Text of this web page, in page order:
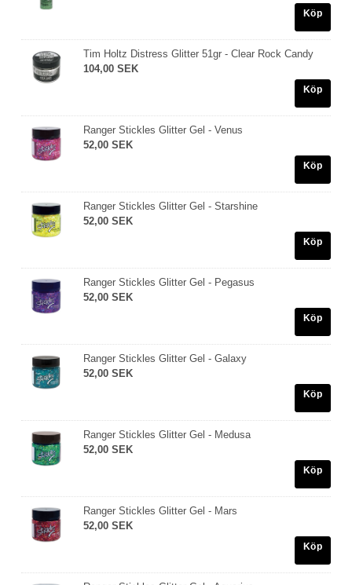
Köp
Tim Holtz Distress Glitter 51gr - Clear Rock Candy
104,00 SEK
Köp
Ranger Stickles Glitter Gel - Venus
52,00 SEK
Köp
Ranger Stickles Glitter Gel - Starshine
52,00 SEK
Köp
Ranger Stickles Glitter Gel - Pegasus
52,00 SEK
Köp
Ranger Stickles Glitter Gel - Galaxy
52,00 SEK
Köp
Ranger Stickles Glitter Gel - Medusa
52,00 SEK
Köp
Ranger Stickles Glitter Gel - Mars
52,00 SEK
Köp